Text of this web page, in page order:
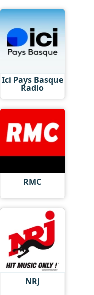
Ici Pays Basque
Radio
RMC
NRJ